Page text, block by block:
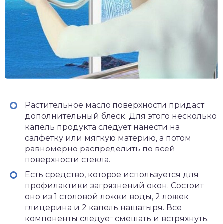
Растительное масло поверхности придаст
дополнительный блеск. Для этого несколько
капель продукта следует нанести на
салфетку или мягкую материю, а потом
равномерно распределить по всей
поверхности стекла.
Есть средство, которое используется для
профилактики загрязнений окон. Состоит
оно из 1 столовой ложки воды, 2 ложек
глицерина и 2 капель нашатыря. Все
компоненты следует смешать и встряхнуть.